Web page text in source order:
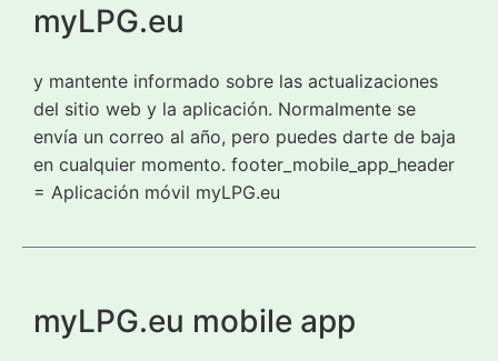
myLPG.eu
y mantente informado sobre las actualizaciones
del sitio web y la aplicación. Normalmente se
envía un correo al año, pero puedes darte de baja
en cualquier momento. footer_mobile_app_header
= Aplicación móvil myLPG.eu
myLPG.eu mobile app